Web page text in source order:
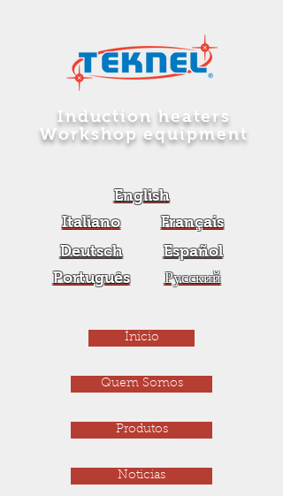
Induction heaters
Workshop equipment
English
Italiano
Français
Deutsch
Español
Português
Русский
Ínicio
Quem Somos
Produtos
Noticias